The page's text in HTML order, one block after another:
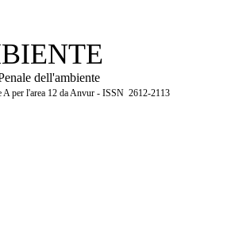
dell'ambiente
A per l'area 12 da Anvur - ISSN 2612-2113